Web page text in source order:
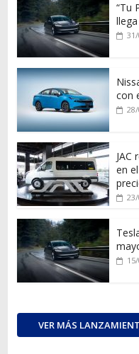
“Tu
con
JAC
en
VER MÁS